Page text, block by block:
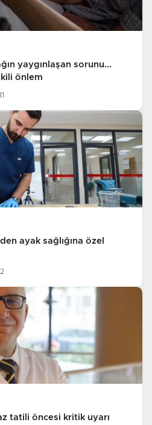
yaygınlaşan sorunu...
önlem
ayak sağlığına özel
tatili öncesi kritik uyarı